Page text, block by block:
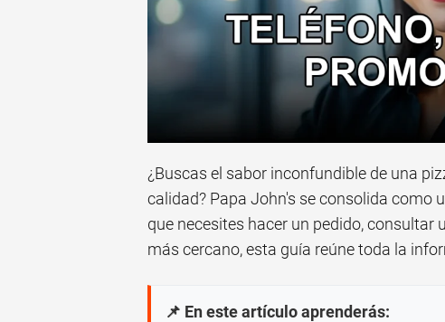
¿Buscas el sabor inconfundible de una
calidad? Papa John's se consolida como
que necesites hacer un pedido,
más cercano, esta guía reúne toda la
📌 En este artículo aprenderás: